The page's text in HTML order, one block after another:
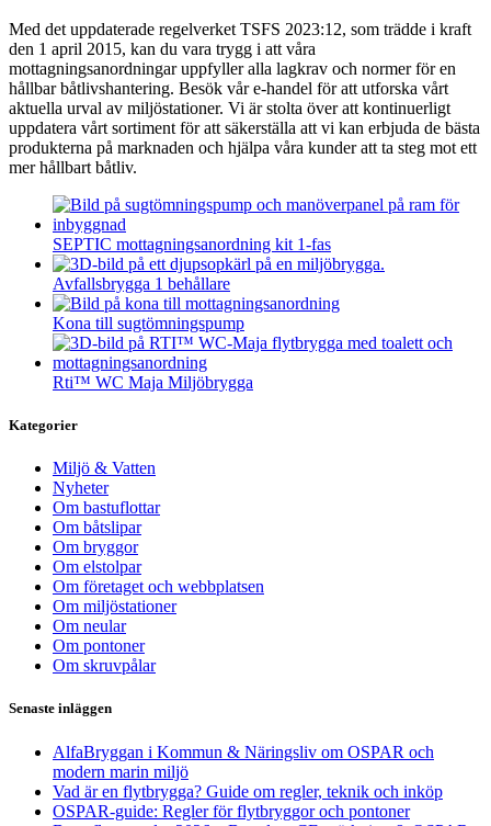
Med det uppdaterade regelverket TSFS 2023:12, som trädde i kraft
den 1 april 2015, kan du vara trygg i att våra
mottagningsanordningar uppfyller alla lagkrav och normer för en
hållbar båtlivshantering. Besök vår e-handel för att utforska vårt
aktuella urval av miljöstationer. Vi är stolta över att kontinuerligt
uppdatera vårt sortiment för att säkerställa att vi kan erbjuda de bästa
produkterna på marknaden och hjälpa våra kunder att ta steg mot ett
mer hållbart båtliv.
SEPTIC mottagningsanordning kit 1-fas
Avfallsbrygga 1 behållare
Kona till sugtömningspump
Rti™ WC Maja Miljöbrygga
Kategorier
Miljö & Vatten
Nyheter
Om bastuflottar
Om båtslipar
Om bryggor
Om elstolpar
Om företaget och webbplatsen
Om miljöstationer
Om neular
Om pontoner
Om skruvpålar
Senaste inläggen
AlfaBryggan i Kommun & Näringsliv om OSPAR och
modern marin miljö
Vad är en flytbrygga? Guide om regler, teknik och inköp
OSPAR-guide: Regler för flytbryggor och pontoner